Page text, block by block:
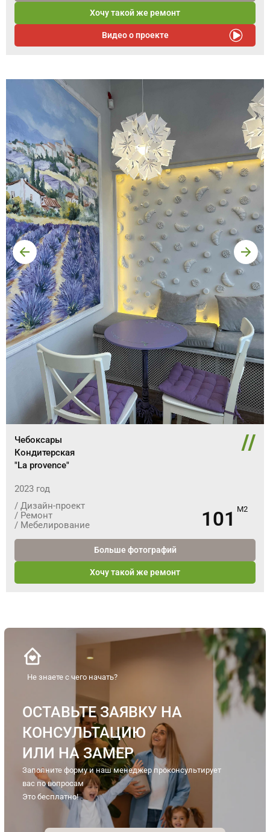
Хочу такой же ремонт
Видео о проекте
//
Чебоксары
Кондитерская
"La provence"
2023 год
/ Дизайн-проект
/ Ремонт
/ Мебелирование
101
Больше фотографий
Хочу такой же ремонт
Не знаете с чего начать?
ОСТАВЬТЕ ЗАЯВКУ НА
КОНСУЛЬТАЦИЮ
ИЛИ НА ЗАМЕР
Это бесплатно!
Заполните форму и наш менеджер проконсультирует
вас по вопросам